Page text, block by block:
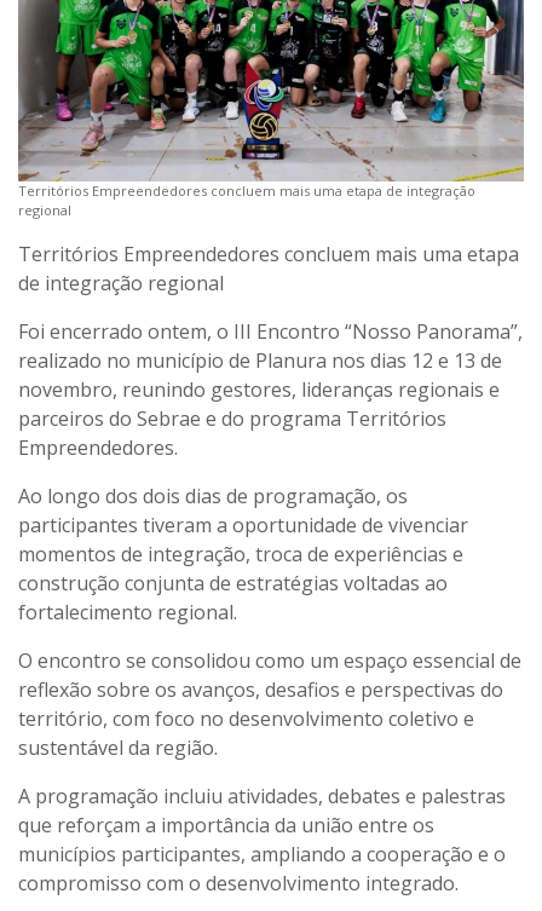
Territórios Empreendedores concluem mais uma etapa de integração
regional
Territórios Empreendedores concluem mais uma etapa
de integração regional
Foi encerrado ontem, o III Encontro “Nosso Panorama”,
realizado no município de Planura nos dias 12 e 13 de
novembro, reunindo gestores, lideranças regionais e
parceiros do Sebrae e do programa Territórios
Empreendedores.
Ao longo dos dois dias de programação, os
participantes tiveram a oportunidade de vivenciar
momentos de integração, troca de experiências e
construção conjunta de estratégias voltadas ao
fortalecimento regional.
O encontro se consolidou como um espaço essencial de
reflexão sobre os avanços, desafios e perspectivas do
território, com foco no desenvolvimento coletivo e
sustentável da região.
A programação incluiu atividades, debates e palestras
que reforçam a importância da união entre os
municípios participantes, ampliando a cooperação e o
compromisso com o desenvolvimento integrado.